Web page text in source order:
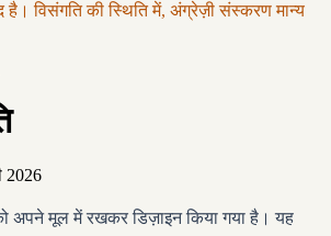
है। विसंगति की स्थिति में, अंग्रेज़ी संस्करण मान्य
2026
अपने मूल में रखकर डिज़ाइन किया गया है। यह